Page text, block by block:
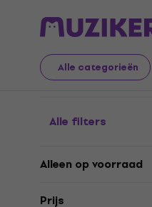
Alle categorieën
Muziekinstrumenten
Vellen
Alle filters
Alleen op voorraad
Prijs